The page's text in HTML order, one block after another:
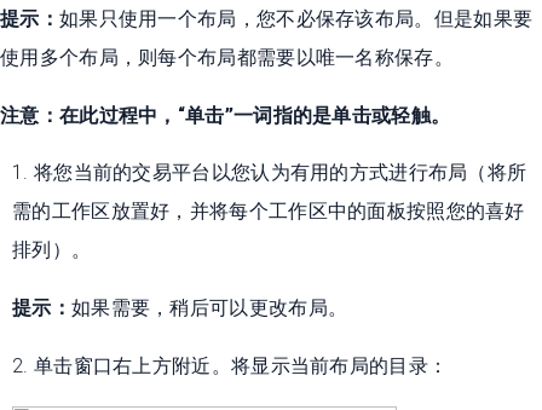
提示： 如果只使用一个布局，您不必保存该布局。但是如果要
使用多个布局，则每个布局都需要以唯一名称保存。
注意：在此过程中，“单击”一词指的是单击或轻触。
1. 将您当前的交易平台以您认为有用的方式进行布局（将所
需的工作区放置好，并将每个工作区中的面板按照您的喜好
排列）。
提示： 如果需要，稍后可以更改布局。
2. 单击窗口右上方附近。将显示当前布局的目录：